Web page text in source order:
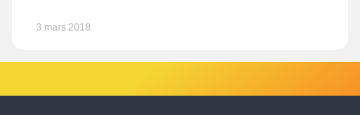
3 mars 2018